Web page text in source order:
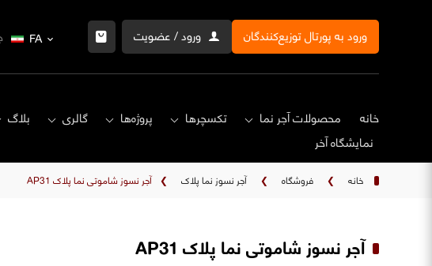
ورود به پورتال توزیع‌کنندگان ورود / عضویت FA
خانه محصولات آجر نما تکسچرها پروژه‌ها گالری بلاگ
نمایشگاه‌ آخر
خانه ❯ فروشگاه ❯ آجر نسوز نما پلاک ❯ آجر نسوز شاموتی نما پلاک AP31
آجر نسوز شاموتی نما پلاک AP31